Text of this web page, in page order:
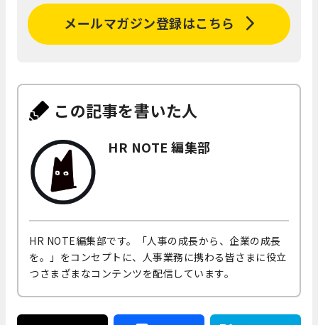
メールマガジン登録はこちら
この記事を書いた人
HR NOTE 編集部
HR NOTE編集部です。「人事の成長から、企業の成長
を。」をコンセプトに、人事業務に携わる皆さまに役立
つさまざまなコンテンツを配信しています。